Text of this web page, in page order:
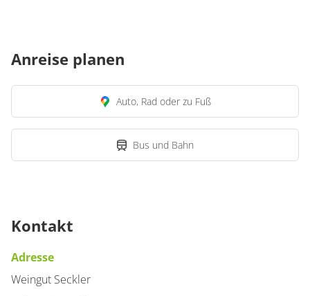
Anreise planen
Auto, Rad oder zu Fuß
Bus und Bahn
Kontakt
Adresse
Weingut Seckler